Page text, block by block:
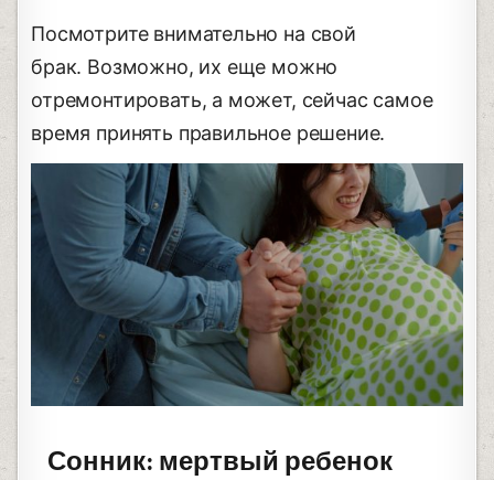
Посмотрите внимательно на свой
брак. Возможно, их еще можно
отремонтировать, а может, сейчас самое
время принять правильное решение.
Сонник: мертвый ребенок